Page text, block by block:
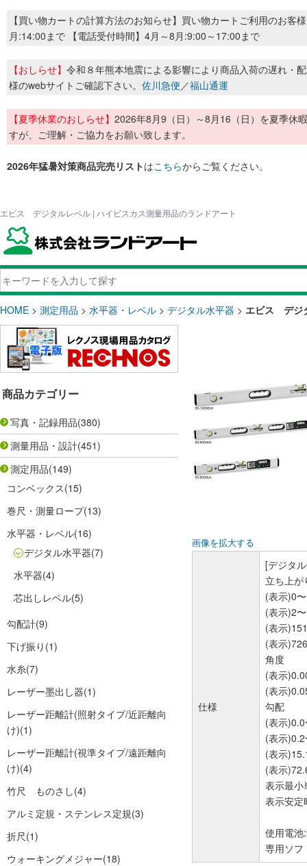
【買い物カートの計算方法のお知らせ】買い物カートご利用のお客
月:14:00まで 【電話受付時間】4月～8月:9:00～17:00まで
【おしらせ】 令和８年熊本地震による影響により商品入荷の遅れ・
様のwebサイトご確認下さい。 佐川急便／福山通運
【夏季休業のおしらせ】 2026年8月9（日）～8月16（日）を夏季休
すが、ご理解・ご協力をお願い致します。
2026年猛暑対策商品完売リストはこちらからご覧ください。
エビス デジタルレベル | ハイビスカス測量用品のランドアート
HOME > 測定用品 > 水平器・レベル > デジタル水平器 > エビス デジ
商品カテゴリー
写真・記録用品(380)
測量用品・設計(451)
測定用品(149)
コンベックス(15)
巻尺・測量ロープ(13)
水平器・レベル(16)
デジタル水平器(7)
水平器(4)
芯出しレベル(5)
勾配計(9)
下げ振り (1)
水糸(7)
レーザー墨出し器(1)
レーザー距離計(照射タイプ/近距離向
け)(1)
レーザー距離計(視準タイプ/遠距離向
け)(4)
竹尺 ものさし(4)
アルミ定規・ステンレス定規(3)
折尺(1)
ウォーキングメジャー(18)
画像を拡大する
仕様
[デジタ
立ち上が
(表示)0
(表示)2
(表示
(表示
角度
(表示
(表示
勾配
(表示
(表示
(表示
(表示
表示最小
表示安定
使用電池
専用ソフ